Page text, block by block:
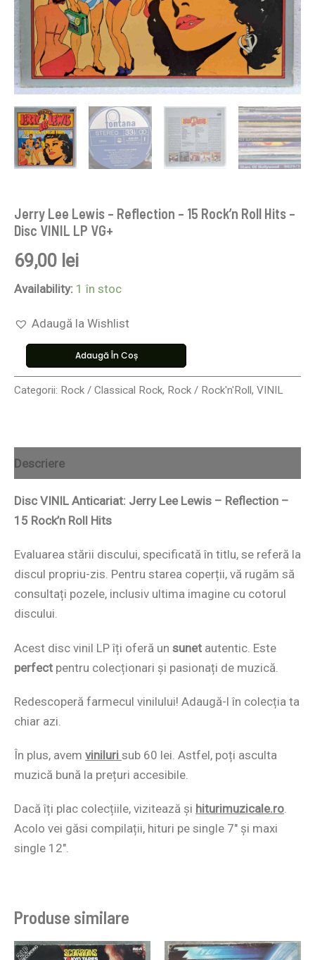
Jerry Lee Lewis – Reflection – 15 Rock’n Roll Hits –
Disc VINIL LP VG+
69,00 lei
Availability: 1 în stoc
Adaugă la Wishlist
LP
VG+
Adaugă În Coș
Categorii: Rock / Classical Rock, Rock / Rock'n'Roll, VINIL
Descriere
Disc VINIL Anticariat: Jerry Lee Lewis – Reflection –
15 Rock’n Roll Hits
Evaluarea stării discului, specificată în titlu, se referă la
discul propriu-zis. Pentru starea coperții, vă rugăm să
consultați pozele, inclusiv ultima imagine cu cotorul
discului.
Acest disc vinil LP îți oferă un sunet autentic. Este
perfect pentru colecționari și pasionați de muzică.
Redescoperă farmecul vinilului! Adaugă-l în colecția ta
chiar azi.
În plus, avem viniluri sub 60 lei. Astfel, poți asculta
muzică bună la prețuri accesibile.
Dacă îți plac colecțiile, vizitează și hiturimuzicale.ro.
Acolo vei găsi compilații, hituri pe single 7″ și maxi
single 12″.
Produse similare